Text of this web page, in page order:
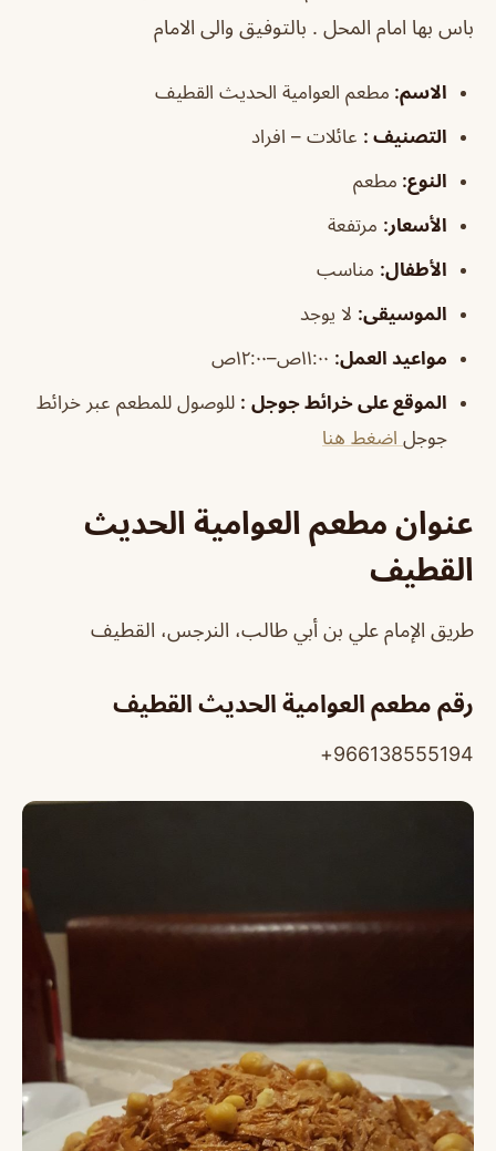
باس بها امام المحل . بالتوفيق والى الامام
الاسم: مطعم العوامية الحديث القطيف
التصنيف : عائلات – افراد
النوع: مطعم
الأسعار: مرتفعة
الأطفال: مناسب
الموسيقى: لا يوجد
مواعيد العمل:
الموقع على خرائط جوجل : للوصول للمطعم عبر خرائط
جوجل اضغط هنا
عنوان مطعم العوامية الحديث
القطيف
طريق الإمام علي بن أبي طالب، النرجس، القطيف
رقم مطعم العوامية الحديث القطيف
966138555194+